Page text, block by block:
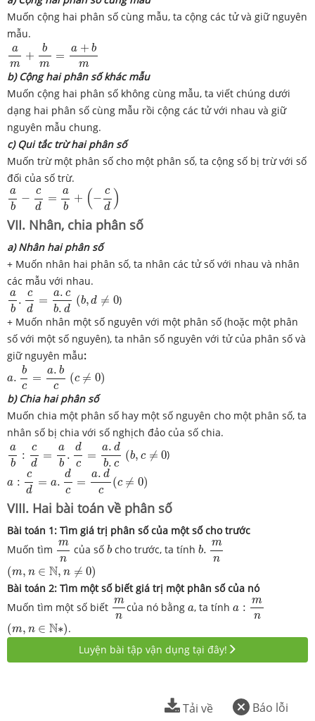
Muốn cộng hai phân số cùng mẫu, ta cộng các tử và giữ nguyên
mẫu.
a
m
+
b
m
=
a + b
m
am+ m b m
b) Cộng hai phân số khác mẫu
Muốn cộng hai phân số không cùng mẫu, ta viết chúng dưới
dạng hai phân số cùng mẫu rồi cộng các tử với nhau và giữ
nguyên mẫu chung.
c) Qui tắc trừ hai phân số
Muốn trừ một phân số cho một phân số, ta cộng số bị trừ với số
đối của số trừ.
a
b
−
c
d
=
a
b
+ (−
c
d )
ab−cd=ab+(− d)
VII. Nhân, chia phân số
a) Nhân hai phân số
+ Muốn nhân hai phân số, ta nhân các tử số với nhau và nhân
các mẫu với nhau.
a
b
.
c
d
=
a. c
b. d
ab. cd=a .cb.d
(b, d ≠ 0
(b d≠ 0
)
+ Muốn nhân một số nguyên với một phân số (hoặc một phân
số với một số nguyên), ta nhân số nguyên với tử của phân số và
giữ nguyên mẫu:
a.
b
c
=
a. b
c
a.bc=a.bc
(c ≠ 0)
(c≠ 0 )
b) Chia hai phân số
Muốn chia một phân số hay một số nguyên cho một phân số, ta
nhân số bị chia với số nghịch đảo của số chia.
a
b
:
c
d
=
a
b
.
d
c
=
a. d
b. c
ab:cd=ab .dc=a.d b.c
(b, c ≠ 0
(b 0 )
a :
c
d
= a.
d
c
=
a. d
c
(c ≠ 0)
a: d=a =a d c ≠0)
VIII. Hai bài toán về phân số
Bài toán 1: Tìm giá trị phân số của một số cho trước
Muốn tìm
m
n
mn
của sốb
b cho trước, ta tínhb.
m
n
b .mn
(m, n ∈ N, n ≠ 0)
(m ∈N,n≠
Bài toán 2: Tìm một số biết giá trị một phân số của nó
Muốn tìm một số biết
m
n
mn
của nó bằnga
a, ta tínha :
m
n
a:mn
(m, n ∈ N∗)
(m n∈N∗) .
Luyện bài tập vận dụng tại đây!
Báo lỗi
Tải về